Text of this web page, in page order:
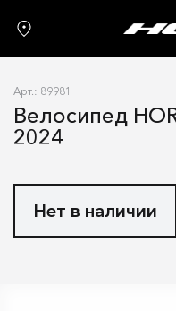
Запчасти
Аксессуары
О нас
Гарантия
Арт.: 89981
Велосипед
2024
Нет в наличии